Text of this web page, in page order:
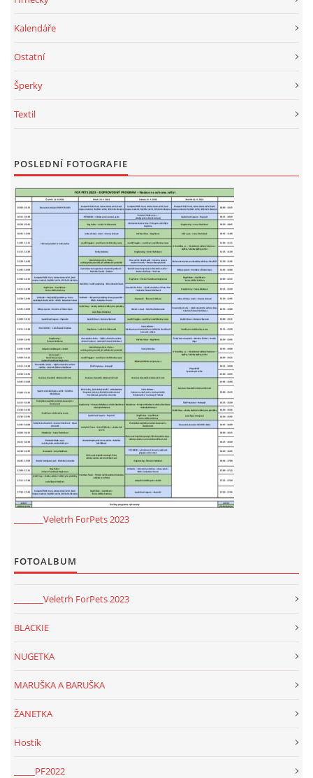
Kalendáře
Ostatní
Šperky
Textil
POSLEDNÍ FOTOGRAFIE
_______Veletrh ForPets 2023
FOTOALBUM
_______Veletrh ForPets 2023
BLACKIE
NUGETKA
MARUŠKA A BARUŠKA
ŽANETKA
Hostík
_____PF2022